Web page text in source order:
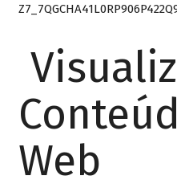
Web